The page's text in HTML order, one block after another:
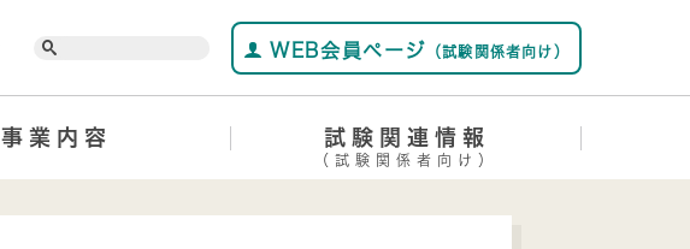
Search WEB会員ページ （試験関係者向け）
事業内容 試験関連情報
（試験関係者向け）